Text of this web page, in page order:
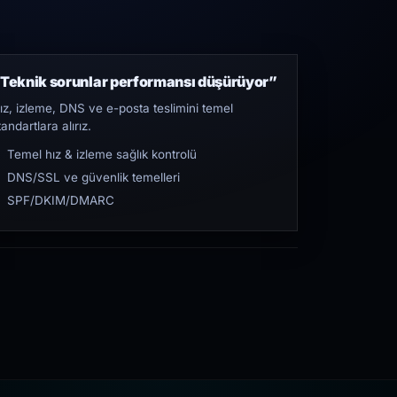
sorunlar performansı düşürüyor”
izleme, DNS ve e-posta teslimini temel
alırız.
Temel hız & izleme sağlık kontrolü
DNS/SSL ve güvenlik temelleri
SPF/DKIM/DMARC